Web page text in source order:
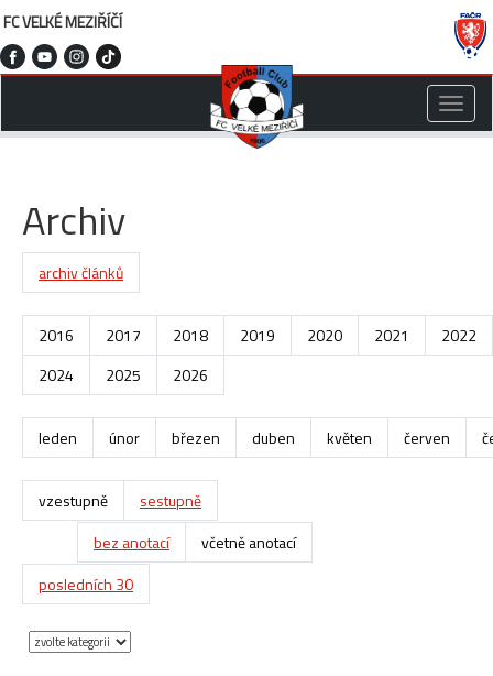
FC VELKÉ MEZIŘÍČÍ
Toggle
Archiv
archiv článků
2016 2017 2018 2019 2020 2021
2022
2024
2025 2026
leden únor březen duben květen červen
vzestupně
sestupně
bez anotací
včetně anotací
posledních 30